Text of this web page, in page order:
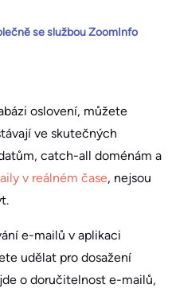
se službou ZoomInfo
oslovení, můžete
ve skutečných
catch-all doménám a
v reálném čase, nejsou
e-mailů v aplikaci
udělat pro dosažení
o doručitelnost e-mailů,